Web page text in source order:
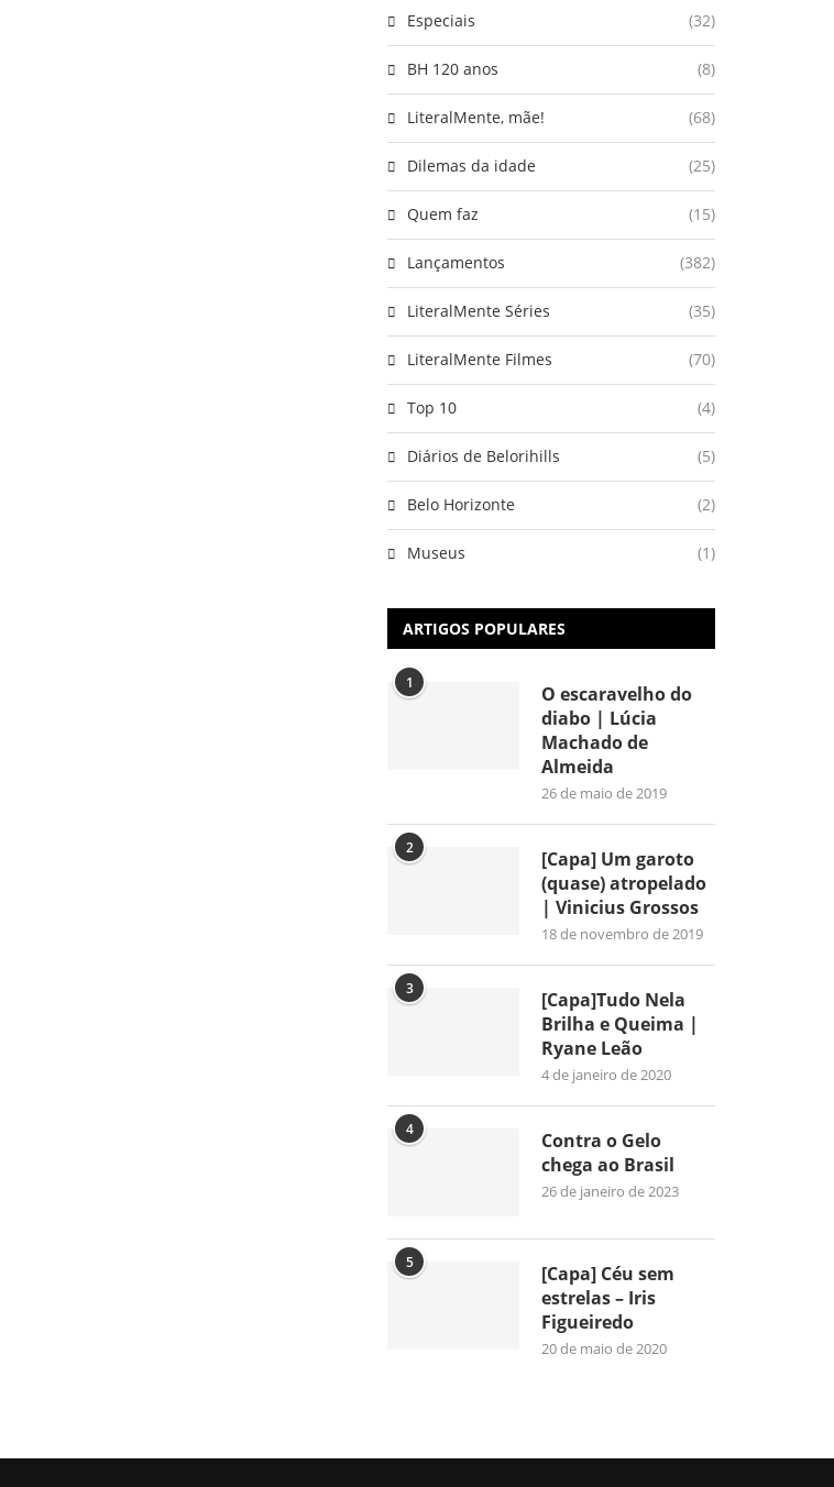
Especiais (32)
BH 120 anos (8)
LiteralMente, mãe! (68)
Dilemas da idade (25)
Quem faz (15)
Lançamentos (382)
LiteralMente Séries (35)
LiteralMente Filmes (70)
Top 10 (4)
Diários de Belorihills (5)
Belo Horizonte (2)
Museus (1)
ARTIGOS POPULARES
1
O escaravelho do
diabo | Lúcia
Machado de
Almeida
26 de maio de 2019
2
[Capa] Um garoto
(quase) atropelado
| Vinicius Grossos
18 de novembro de 2019
3
[Capa]Tudo Nela
Brilha e Queima |
Ryane Leão
4 de janeiro de 2020
4
Contra o Gelo
chega ao Brasil
26 de janeiro de 2023
5
[Capa] Céu sem
estrelas – Iris
Figueiredo
20 de maio de 2020